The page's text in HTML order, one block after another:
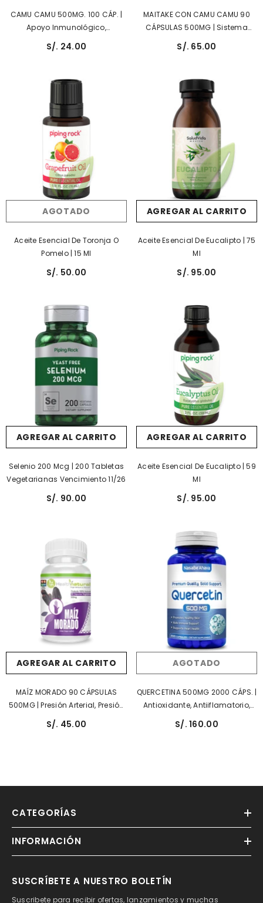
CAMU CAMU 500MG. 100 CÁP. |
Apoyo Inmunológico,
Antioxidante, Antiinflamatorio.
S/. 24.00
MAITAKE CON CAMU CAMU 90
CÁPSULAS 500MG | Sistema
Inmunológico, Apoyo Hormonal
S/. 65.00
AGOTADO
Aceite Esencial De Toronja O
Pomelo | 15 Ml
S/. 50.00
AGREGAR AL CARRITO
Aceite Esencial De Eucalipto | 75
Ml
S/. 95.00
AGREGAR AL CARRITO
Selenio 200 Mcg | 200 Tabletas
Vegetarianas Vencimiento 11/26
S/. 90.00
AGREGAR AL CARRITO
Aceite Esencial De Eucalipto | 59
Ml
S/. 95.00
AGREGAR AL CARRITO
MAÍZ MORADO 90 CÁPSULAS
500MG | Presión Arterial, Presión
Sanguínea, Colesterol, Sistema
Inmunológico.
S/. 45.00
AGOTADO
QUERCETINA 500MG 2000 CÁPS. |
Antioxidante, Antiiflamatorio,
Anticancerígeno, Alergias,
S/. 160.00
CATEGORÍAS
INFORMACIÓN
SUSCRÍBETE A NUESTRO BOLETÍN
Suscribete para recibir ofertas, lanzamientos y muchas